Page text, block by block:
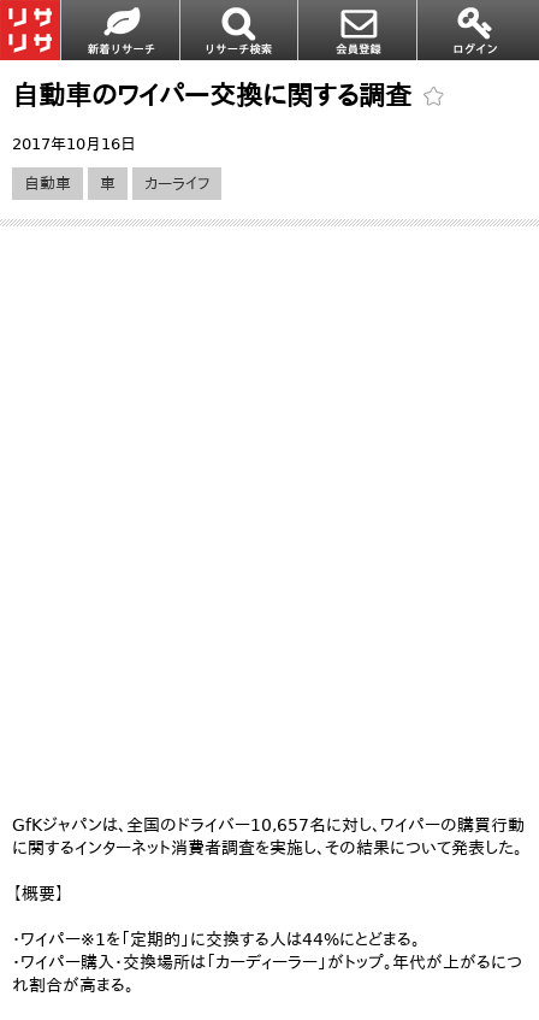
自動車のワイパー交換に関する調査
2017年10月16日
自動車 車 カーライフ
GfKジャパンは、全国のドライバー10,657名に対し、ワイパーの購買行動
に関するインターネット消費者調査を実施し、その結果について発表した。
【概要】
・ワイパー※1を「定期的」に交換する人は44%にとどまる。
・ワイパー購入・交換場所は「カーディーラー」がトップ。年代が上がるにつ
れ割合が高まる。